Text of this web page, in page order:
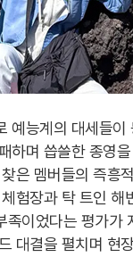
예능계의 대세들
하며 씁쓸한 종영
은 멤버들의 즉흥
험장과 탁 트인 해
족이었다는 평가가
대결을 펼치며 현